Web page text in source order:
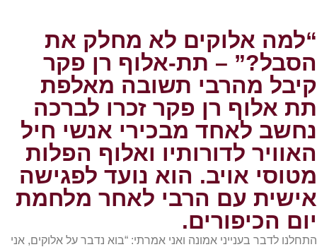
“למה אלוקים לא מחלק את
הסבל?” – תת-אלוף רן פקר
קיבל מהרבי תשובה מאלפת
תת אלוף רן פקר זכרו לברכה
נחשב לאחד מבכירי אנשי חיל
האוויר לדורותיו ואלוף הפלות
מטוסי אויב. הוא נועד לפגישה
אישית עם הרבי לאחר מלחמת
יום הכיפורים.
התחלנו לדבר בענייני אמונה ואני אמרתי: “בוא נדבר על אלוקים, אני